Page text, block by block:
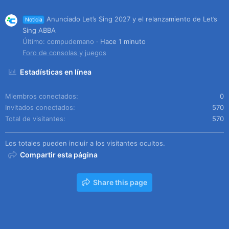
Noticia
Anunciado Let’s Sing 2027 y el relanzamiento de Let’s
Sing ABBA
Último: compudemano
Hace 1 minuto
Foro de consolas y juegos
Estadísticas en línea
Miembros conectados
0
Invitados conectados
570
Total de visitantes
570
Los totales pueden incluir a los visitantes ocultos.
Compartir esta página
Share this page